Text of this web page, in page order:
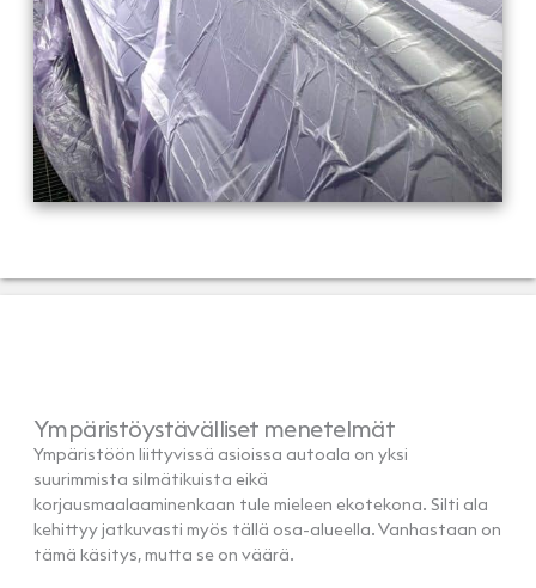
Ympäristöystävälliset menetelmät
Ympäristöön liittyvissä asioissa autoala on yksi
suurimmista silmätikuista eikä
korjausmaalaaminenkaan tule mieleen ekotekona. Silti ala
kehittyy jatkuvasti myös tällä osa-alueella. Vanhastaan on
tämä käsitys, mutta se on väärä.